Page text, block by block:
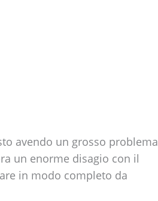
avendo un grosso problema
un enorme disagio con il
in modo completo da